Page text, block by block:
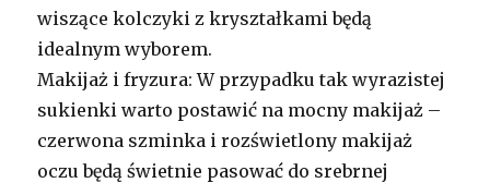
wiszące kolczyki z kryształkami będą
idealnym wyborem.
Makijaż i fryzura: W przypadku tak wyrazistej
sukienki warto postawić na mocny makijaż –
czerwona szminka i rozświetlony makijaż
oczu będą świetnie pasować do srebrnej